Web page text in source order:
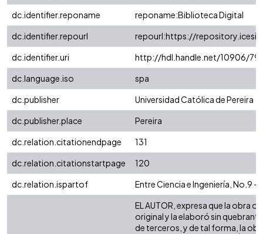
dc.identifier.reponame
reponame:Biblioteca Digital
dc.identifier.repourl
repourl:https://
dc.identifier.uri
http://hdl.handle.net/10906/
dc.language.iso
spa
dc.publisher
Universidad Católica de Pereira
dc.publisher.place
Pereira
dc.relation.citationendpage
131
dc.relation.citationstartpage
120
dc.relation.ispartof
Entre Ciencia e Ingeniería, No.9 -
EL AUTOR, expresa que la obra
original y la elaboró sin
de terceros, y de tal forma, la